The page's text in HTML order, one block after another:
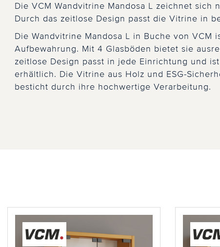
Die VCM Wandvitrine Mandosa L zeichnet sich
Durch das zeitlose Design passt die Vitrine in
Die Wandvitrine Mandosa L in Buche von
Aufbewahrung. Mit 4 Glasböden bietet sie
zeitlose Design passt in jede Einrichtung und
erhältlich. Die Vitrine aus Holz und ESG-
besticht durch ihre hochwertige Verarbeitung.